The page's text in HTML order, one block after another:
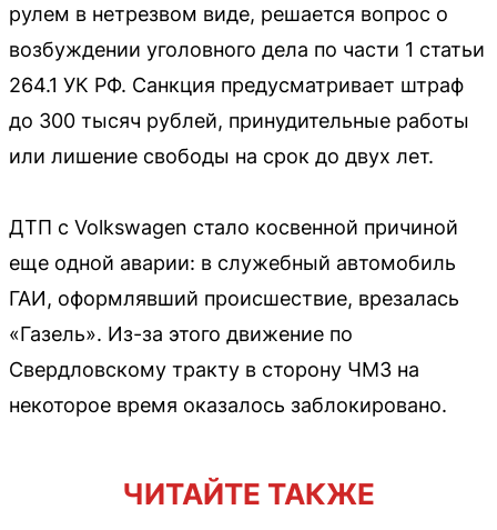
рулем в нетрезвом виде, решается вопрос о
возбуждении уголовного дела по части 1 статьи
264.1 УК РФ. Санкция предусматривает штраф
до 300 тысяч рублей, принудительные работы
или лишение свободы на срок до двух лет.
ДТП с Volkswagen стало косвенной причиной
еще одной аварии: в служебный автомобиль
ГАИ, оформлявший происшествие, врезалась
«Газель». Из-за этого движение по
Свердловскому тракту в сторону ЧМЗ на
некоторое время оказалось заблокировано.
ЧИТАЙТЕ ТАКЖЕ